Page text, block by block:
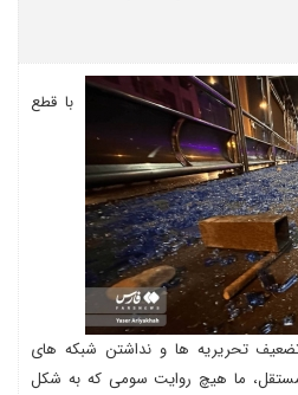
با قطع
تضعیف تحریریه ها و نداشتن شبکه های
ما هیچ روایت سومی که به شکل